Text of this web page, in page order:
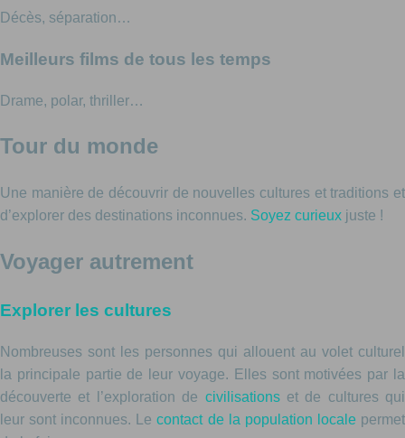
Décès, séparation…
Meilleurs films de tous les temps
Drame, polar, thriller…
Tour du monde
Une manière de découvrir de nouvelles cultures et traditions et
d’explorer des destinations inconnues. Soyez curieux juste !
Voyager autrement
Explorer les cultures
Nombreuses sont les personnes qui allouent au volet culturel
la principale partie de leur voyage. Elles sont motivées par la
découverte et l’exploration de civilisationset de cultures qui
leur sont inconnues. Lecontact de la population localepermet